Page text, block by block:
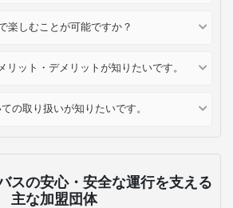
楽しむことが可能ですか？
リット・デメリットが知りたいです。
の取り扱いが知りたいです。
スの安心・安全な運行を支える
主な加盟団体